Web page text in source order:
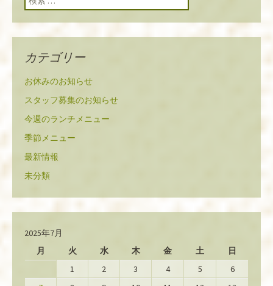
カテゴリー
お休みのお知らせ
スタッフ募集のお知らせ
今週のランチメニュー
季節メニュー
最新情報
未分類
2025年7月
月
火 水 木 金 土 日
1 2 3 4 5
6